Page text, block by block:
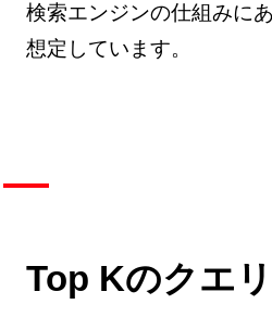
検索エンジンの仕組みに
想定しています。
Top Kのクエ